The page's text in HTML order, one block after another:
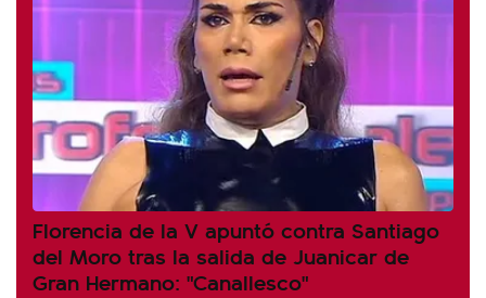
Florencia de la V apuntó contra Santiago
del Moro tras la salida de Juanicar de
Gran Hermano: "Canallesco"